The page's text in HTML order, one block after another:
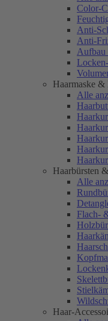
Color-
Anti-
Anti-
Aufbau
Haarmaske &
Alle
Haarbürsten
Alle
Flach-
Haar-